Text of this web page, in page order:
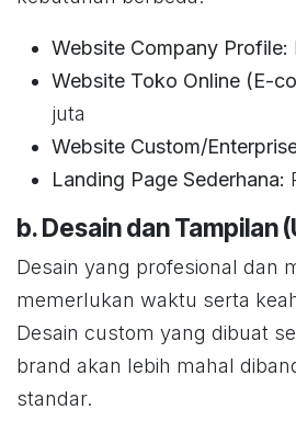
Website Company Profile:
Website Toko Online (E-
juta
Website Custom/
Landing Page Sederhana:
b. Desain dan Tampilan
Desain yang profesional dan
memerlukan waktu serta
Desain custom yang dibuat
brand akan lebih mahal
standar.